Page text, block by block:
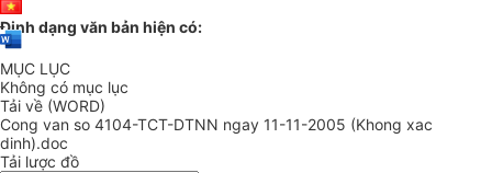
Định dạng văn bản hiện có:
MỤC LỤC
Không có mục lục
Tải về (WORD)
Cong van so 4104-TCT-DTNN ngay 11-11-2005 (Khong xac
dinh).doc
Tải lược đồ